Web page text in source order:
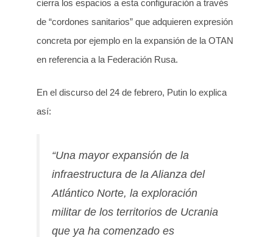
cierra los espacios a esta configuración a través
de “cordones sanitarios” que adquieren expresión
concreta por ejemplo en la expansión de la OTAN
en referencia a la Federación Rusa.
En el discurso del 24 de febrero, Putin lo explica
así:
“Una mayor expansión de la
infraestructura de la Alianza del
Atlántico Norte, la exploración
militar de los territorios de Ucrania
que ya ha comenzado es